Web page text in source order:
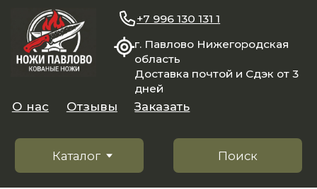
область
Доставка почтой и Сдэк от 3
Поиск
Каталог
Заказать
+7 996 130 131 1